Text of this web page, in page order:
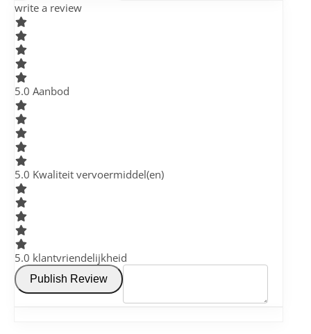
write a review
5.0 Aanbod
5.0 Kwaliteit vervoermiddel(en)
5.0 klantvriendelijkheid
Publish Review